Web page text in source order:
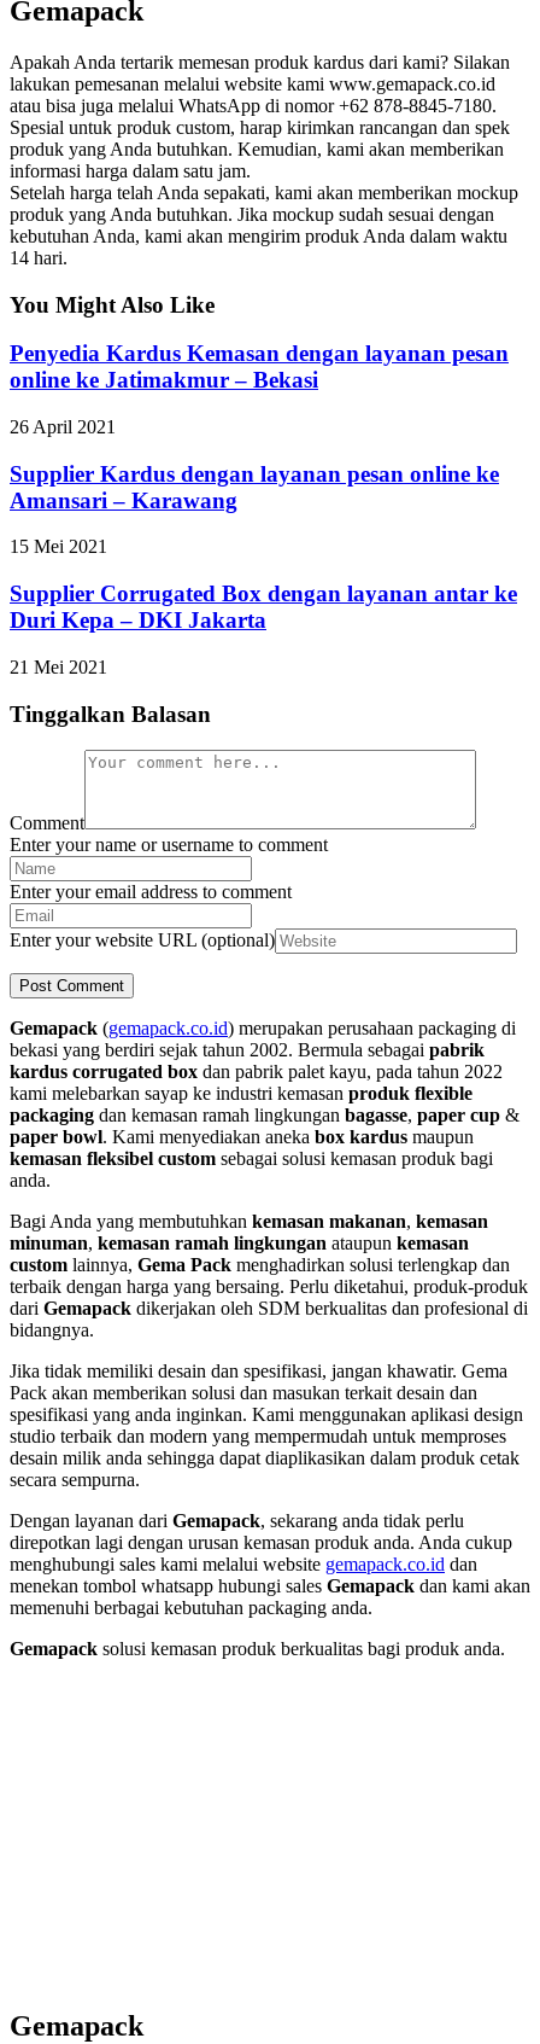
Gemapack
Apakah Anda tertarik memesan produk kardus dari kami? Silakan
lakukan pemesanan melalui website kami www.gemapack.co.id
atau bisa juga melalui WhatsApp di nomor +62 878-8845-7180.
Spesial untuk produk custom, harap kirimkan rancangan dan spek
produk yang Anda butuhkan. Kemudian, kami akan memberikan
informasi harga dalam satu jam.
Setelah harga telah Anda sepakati, kami akan memberikan mockup
produk yang Anda butuhkan. Jika mockup sudah sesuai dengan
kebutuhan Anda, kami akan mengirim produk Anda dalam waktu
14 hari.
You Might Also Like
Penyedia Kardus Kemasan dengan layanan pesan
online ke Jatimakmur – Bekasi
26 April 2021
Supplier Kardus dengan layanan pesan online ke
Amansari – Karawang
15 Mei 2021
Supplier Corrugated Box dengan layanan antar ke
Duri Kepa – DKI Jakarta
21 Mei 2021
Tinggalkan Balasan
Comment
Enter your name or username to comment
Enter your email address to comment
Enter your website URL (optional)
Gemapack (gemapack.co.id) merupakan perusahaan packaging di
bekasi yang berdiri sejak tahun 2002. Bermula sebagai pabrik
kardus corrugated box dan pabrik palet kayu, pada tahun 2022
kami melebarkan sayap ke industri kemasan produk flexible
packaging dan kemasan ramah lingkungan bagasse, paper cup &
paper bowl. Kami menyediakan aneka box kardus maupun
kemasan fleksibel custom sebagai solusi kemasan produk bagi
anda.
Bagi Anda yang membutuhkan kemasan makanan, kemasan
minuman, kemasan ramah lingkungan ataupun kemasan
custom lainnya, Gema Pack menghadirkan solusi terlengkap dan
terbaik dengan harga yang bersaing. Perlu diketahui, produk-produk
dari Gemapack dikerjakan oleh SDM berkualitas dan profesional di
bidangnya.
Jika tidak memiliki desain dan spesifikasi, jangan khawatir. Gema
Pack akan memberikan solusi dan masukan terkait desain dan
spesifikasi yang anda inginkan. Kami menggunakan aplikasi design
studio terbaik dan modern yang mempermudah untuk memproses
desain milik anda sehingga dapat diaplikasikan dalam produk cetak
secara sempurna.
Dengan layanan dari Gemapack, sekarang anda tidak perlu
direpotkan lagi dengan urusan kemasan produk anda. Anda cukup
menghubungi sales kami melalui website gemapack.co.id dan
menekan tombol whatsapp hubungi sales Gemapack dan kami akan
memenuhi berbagai kebutuhan packaging anda.
Gemapack solusi kemasan produk berkualitas bagi produk anda.
Gemapack